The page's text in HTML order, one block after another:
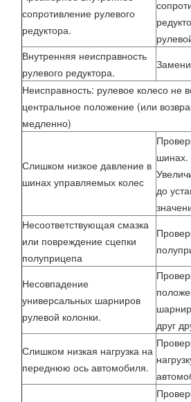
сопротивление рулевого
редуктора.
Внутренняя неисправность
рулевого редуктора.
Неисправность: рулевое колесо не
центральное положение (или
медленно)
Слишком низкое давление в
шинах управляемых колес
шинах.
до
Несоответствующая смазка
или повреждение сцепки
полуприцепа
Несовпадение
универсальных шарниров
рулевой колонки.
друг
Слишком низкая нагрузка на
переднюю ось автомобиля.